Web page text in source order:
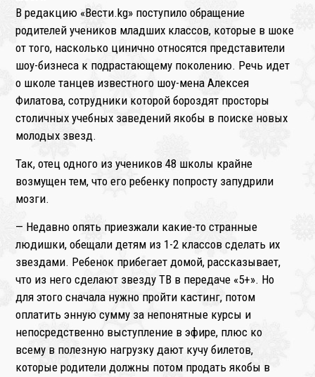
В редакцию «Вести.kg» поступило обращение
родителей учеников младших классов, которые в шоке
от того, насколько цинично относятся представители
шоу-бизнеса к подрастающему поколению. Речь идет
о школе танцев известного шоу-мена Алексея
Филатова, сотрудники которой бороздят просторы
столичных учебных заведений якобы в поиске новых
молодых звезд.
Так, отец одного из учеников 48 школы крайне
возмущен тем, что его ребенку попросту запудрили
мозги.
— Недавно опять приезжали какие-то странные
людишки, обещали детям из 1-2 классов сделать их
звездами. Ребенок прибегает домой, рассказывает,
что из него сделают звезду ТВ в передаче «5+». Но
для этого сначала нужно пройти кастинг, потом
оплатить энную сумму за непонятные курсы и
непосредственно выступление в эфире, плюс ко
всему в полезную нагрузку дают кучу билетов,
которые родители должны потом продать якобы в